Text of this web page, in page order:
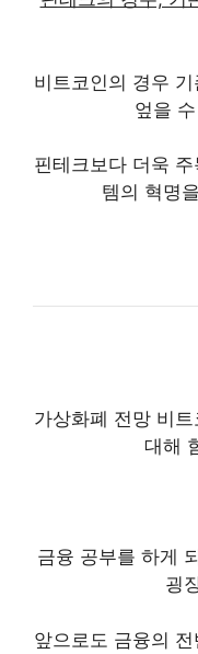
비트코인의 경우
엎을
핀테크보다 더욱
템의 혁명
가상화폐 전망 비
대해
금융 공부를 하게
굉
앞으로도 금융의